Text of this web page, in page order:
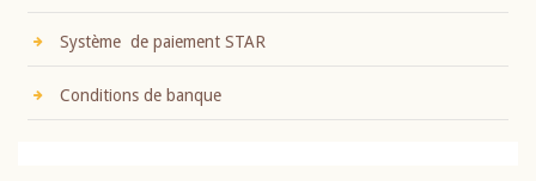
Système de paiement STAR
Conditions de banque